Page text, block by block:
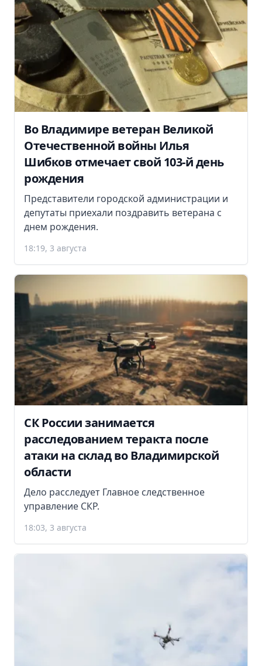
Во Владимире ветеран Великой
Отечественной войны Илья
Шибков отмечает свой 103-й день
рождения
Представители городской администрации и
депутаты приехали поздравить ветерана с
днем рождения.
18:19, 3 августа
СК России занимается
расследованием теракта после
атаки на склад во Владимирской
области
Дело расследует Главное следственное
управление СКР.
18:03, 3 августа